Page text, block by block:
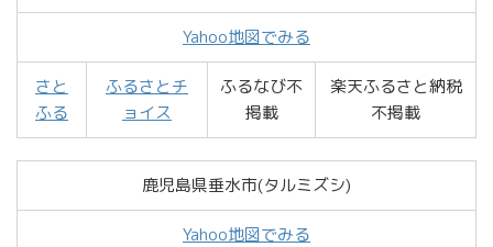
Yahoo地図でみる
さと
ふる
ふるさとチ
ョイス
ふるなび不
掲載
楽天ふるさと納税
不掲載
鹿児島県垂水市(タルミズシ)
Yahoo地図でみる